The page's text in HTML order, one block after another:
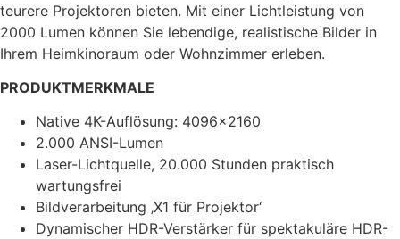
teurere Projektoren bieten. Mit einer Lichtleistung von
2000 Lumen können Sie lebendige, realistische Bilder in
Ihrem Heimkinoraum oder Wohnzimmer erleben.
PRODUKTMERKMALE
Native 4K-Auflösung: 4096×2160
2.000 ANSI-Lumen
Laser-Lichtquelle, 20.000 Stunden praktisch
wartungsfrei
Bildverarbeitung ‚X1 für Projektor‘
Dynamischer HDR-Verstärker für spektakuläre HDR-